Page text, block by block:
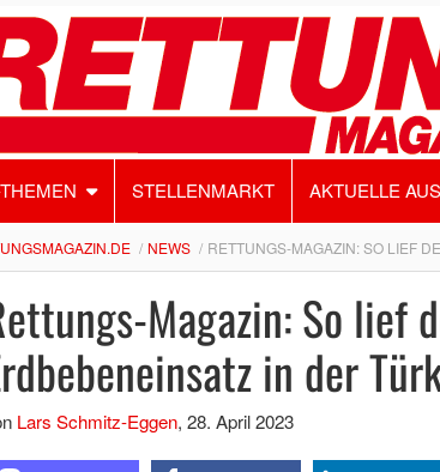
STELLENMARKT AKTUELLE
NEWS RETTUNGS-MAGAZIN: SO LIEF
Magazin: So lief
in der
Lars Schmitz-Eggen, 28. April 2023